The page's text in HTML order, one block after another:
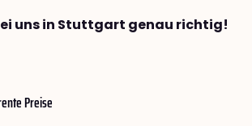
uns in Stuttgart genau richtig!
Preise